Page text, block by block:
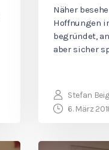
Näher
Hoffnungen
begründet,
aber sicher
Stefan Beig
6. März